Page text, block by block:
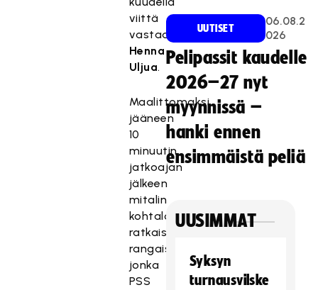
viittä
vastaan
Henna
Uljua.
Maalittomaksi
jääneen
10
minuutin
jatkoajan
jälkeen
mitalin
kohtalo
ratkaistiin
rangaistuslaukauskisassa,
jonka
PSS
UUTISET
06.08.2
026
Pelipassit kaudelle
2026–27 nyt
myynnissä –
hanki ennen
ensimmäistä peliä
UUSIMMAT
Syksyn
turnausvilske